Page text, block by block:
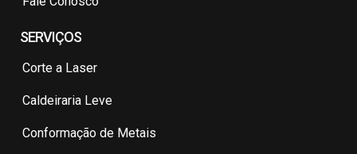
SERVIÇOS
Corte a Laser
Caldeiraria Leve
Conformação de Metais